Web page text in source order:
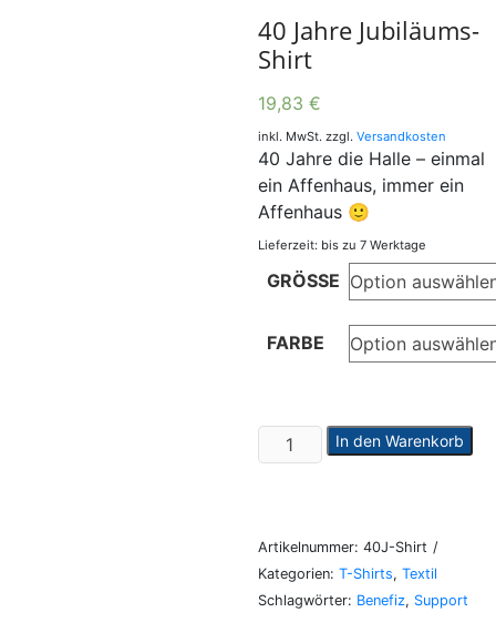
40 Jahre Jubiläums-
Shirt
19,83 €
inkl. MwSt. zzgl. Versandkosten
40 Jahre die Halle – einmal
ein Affenhaus, immer ein
Affenhaus 🙂
Lieferzeit: bis zu 7 Werktage
GRÖSSE
FARBE
Jahre
Menge
In den Warenkorb
Artikelnummer: 40J-Shirt
Kategorien: T-Shirts, Textil
Schlagwörter: Benefiz, Support